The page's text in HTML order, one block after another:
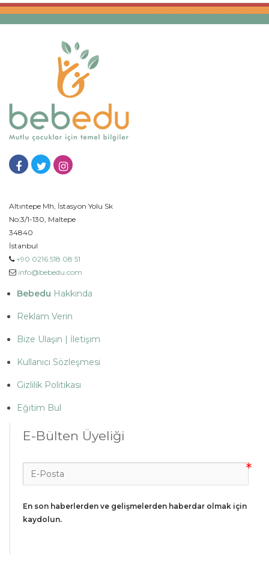
Altıntepe Mh, İstasyon Yolu Sk
No:3/1-130, Maltepe
34840
İstanbul
+90 0216 518 08 51
info@bebedu.com
Bebedu Hakkında
Reklam Verin
Bize Ulaşın | İletişim
Kullanıcı Sözleşmesi
Gizlilik Politikası
Eğitim Bul
E-Bülten Üyeliği
En son haberlerden ve gelişmelerden haberdar olmak için
kaydolun.